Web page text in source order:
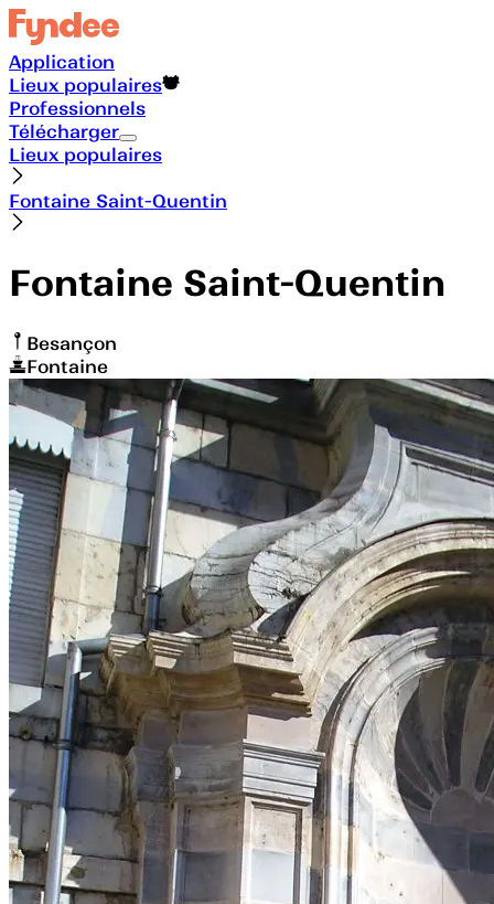
Application
Lieux populaires
Professionnels
Télécharger
Lieux populaires
Fontaine Saint-Quentin
Fontaine Saint-Quentin
Besançon
Fontaine